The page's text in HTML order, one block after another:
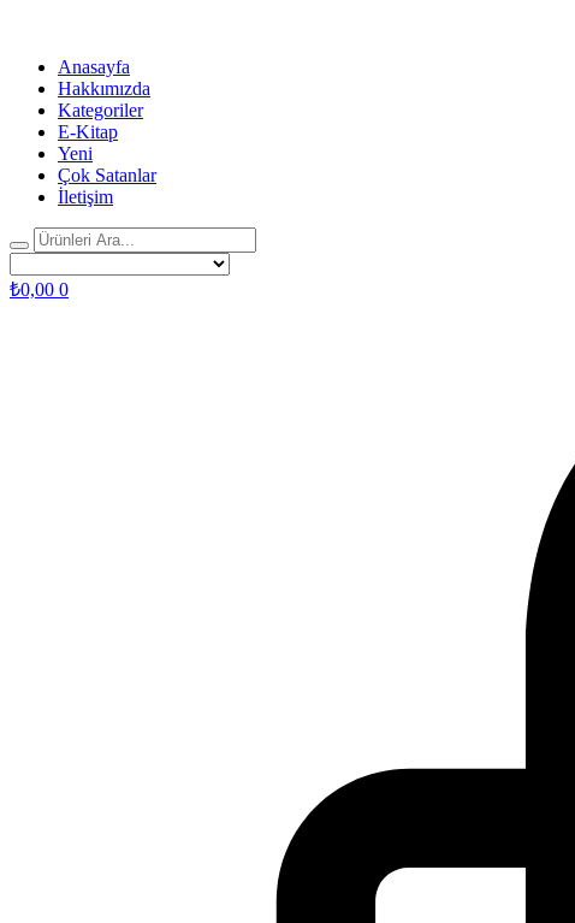
Anasayfa
Hakkımızda
Kategoriler
E-Kitap
Yeni
Çok Satanlar
İletişim
₺0,00 0